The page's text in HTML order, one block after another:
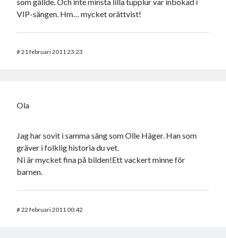
VIP-sängen. Hm… mycket orättvist!
#21 februari 2011 23:23
Ola
Jag har sovit i samma säng som Olle Häger. Han som
gräver i folklig historia du vet.
Ni är mycket fina på bilden!Ett vackert minne för
barnen.
#22 februari 2011 00:42